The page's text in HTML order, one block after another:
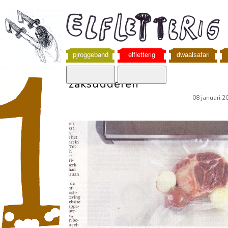
pjroggeband elfletterig dwaalsafari
zaksudderen
08 januari